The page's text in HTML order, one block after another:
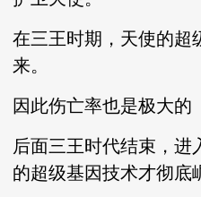
在三王时期，天使的超
来。
因此伤亡率也是极大的
后面三王时代结束，进
的超级基因技术才彻底